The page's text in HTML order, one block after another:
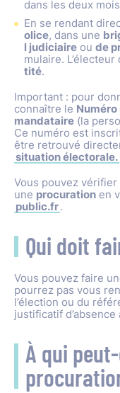
dans les deux
En se rendant
olice, dans une
l judiciaire ou de
mulaire. L’électeur
tité.
Important : pour
connaître le
mandataire (la
Ce numéro est
être retrouvé
situation électorale.
Vous pouvez
une procuration en
public.fr.
Qui doit
Vous pouvez faire
pourrez pas vous
l’élection ou du
justificatif d’absence
À qui